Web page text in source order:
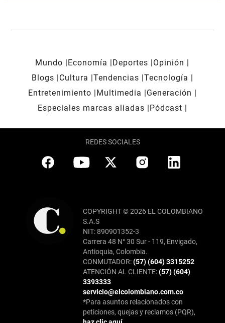
Mundo Economía Deportes
Opinión
Blogs
Cultura Tendencias Tecnología
Entretenimiento
Multimedia
Generación
Especiales marcas aliadas
Pódcast
REDES SOCIALES
COPYRIGHT © 2026 EL COLOMBIANO
S.A.S
NIT: 890901352-3
Carrera 48 N° 30 Sur - 119, Envigado,
Antioquia, Colombia.
CONMUTADOR:(57) (604) 3315252
ATENCIÓN AL CLIENTE:(57) (604)
3393333
servicio@elcolombiano.com.co
*Para asuntos relacionados con
peticiones, quejas y reclamos (PQR),